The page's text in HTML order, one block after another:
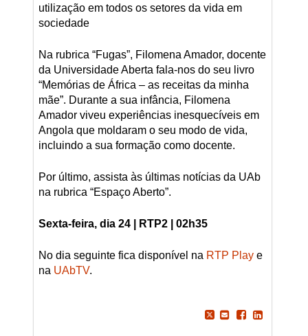
utilização em todos os setores da vida em
sociedade
Na rubrica “Fugas”, Filomena Amador, docente
da Universidade Aberta fala-nos do seu livro
“Memórias de África – as receitas da minha
mãe”. Durante a sua infância, Filomena
Amador viveu experiências inesquecíveis em
Angola que moldaram o seu modo de vida,
incluindo a sua formação como docente.
Por último, assista às últimas notícias da UAb
na rubrica “Espaço Aberto”.
Sexta-feira, dia 24 | RTP2 | 02h35
No dia seguinte fica disponível na RTP Playe
na UAbTV.